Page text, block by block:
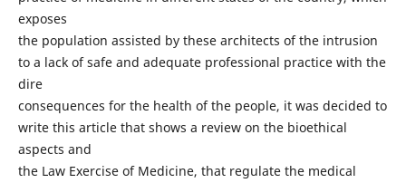
exposes
the population assisted by these architects of the intrusion
to a lack of safe and adequate professional practice with the
dire
consequences for the health of the people, it was decided to
write this article that shows a review on the bioethical
aspects and
the Law Exercise of Medicine, that regulate the medical